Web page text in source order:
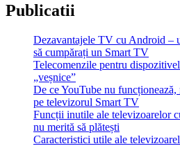
Publicatii
Dezavantajele TV cu Android –
să cumpărați un Smart TV
Telecomenzile pentru
„veșnice”
De ce YouTube nu funcționează,
pe televizorul Smart TV
Funcții inutile ale televizoarelor
nu merită să plătești
Caracteristici utile ale